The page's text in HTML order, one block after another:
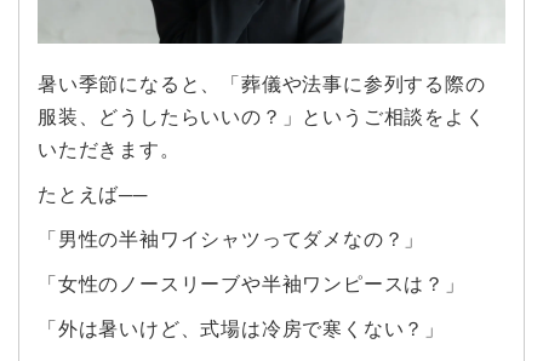
暑い季節になると、「葬儀や法事に参列する際の
服装、どうしたらいいの？」というご相談をよく
いただきます。
たとえば──
「男性の半袖ワイシャツってダメなの？」
「女性のノースリーブや半袖ワンピースは？」
「外は暑いけど、式場は冷房で寒くない？」